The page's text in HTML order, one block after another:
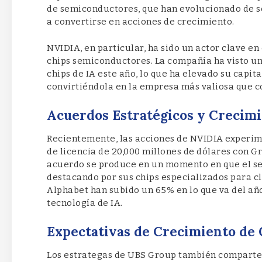
de semiconductores, que han evolucionado de
a convertirse en acciones de crecimiento.
NVIDIA, en particular, ha sido un actor clave
chips semiconductores. La compañía ha visto
chips de IA este año, lo que ha elevado su
convirtiéndola en la empresa más valiosa que
Acuerdos Estratégicos y
Recientemente, las acciones de NVIDIA
de licencia de 20,000 millones de dólares con
acuerdo se produce en un momento en que el
destacando por sus chips especializados para
Alphabet han subido un 65% en lo que va del
tecnología de IA.
Expectativas de Crecimiento de
Los estrategas de UBS Group también